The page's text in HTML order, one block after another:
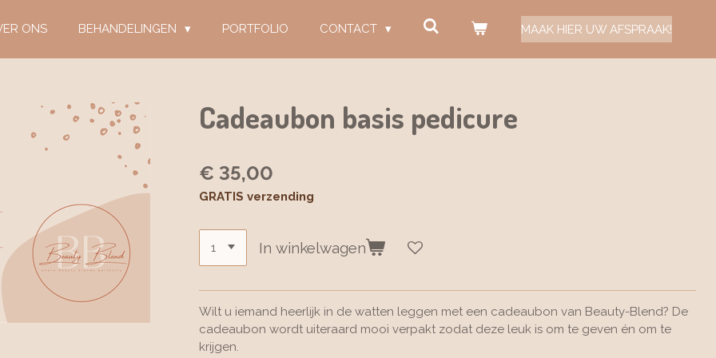
ONS BEHANDELINGEN PORTFOLIO CONTACT MAAK HIER UW AFSPRAAK!
Cadeaubon basis pedicure
€ 35,00
GRATIS verzending
In winkelwagen
Wilt u iemand heerlijk in de watten leggen met een cadeaubon van Beauty-Blend? De
cadeaubon wordt uiteraard mooi verpakt zodat deze leuk is om te geven én om te
krijgen.